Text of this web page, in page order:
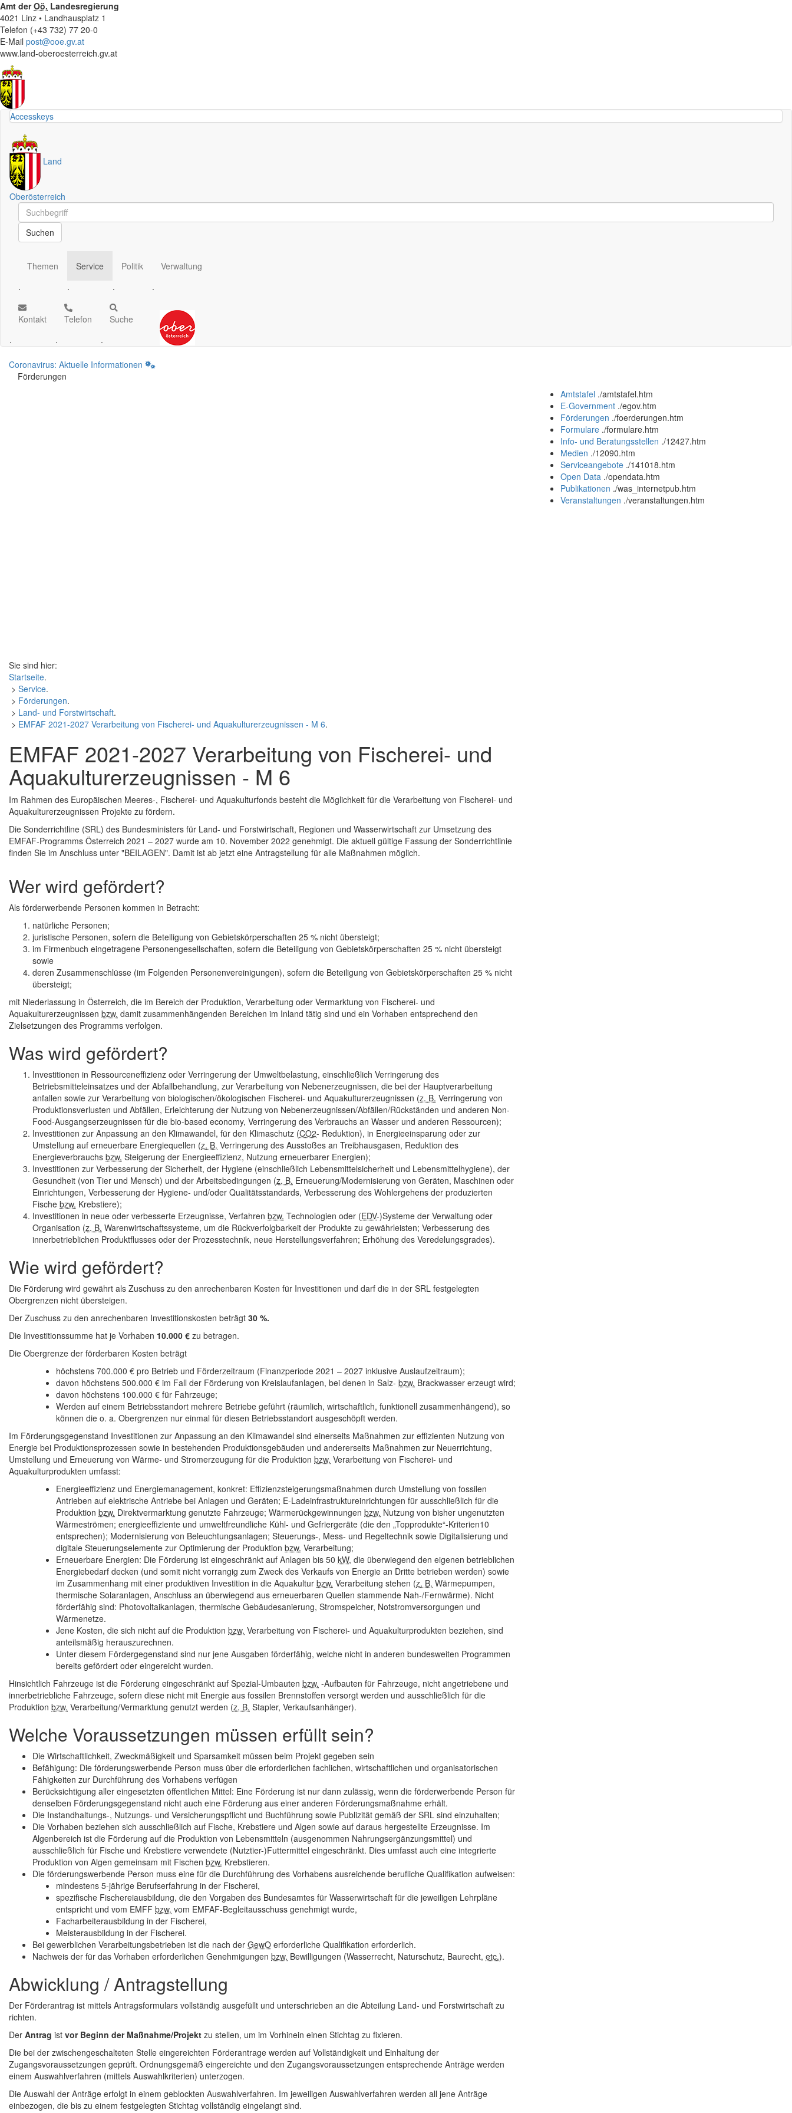
Amt derOö. Landesregierung
4021 Linz • Landhausplatz 1
Telefon (+43 732) 77 20-0
E-Mail post@ooe.gv.at
www.land-oberoesterreich.gv.at
Accesskeys
Land
Oberösterreich
Schnellsuche
Schnellsuche
Suchen
Themen
.
Service
.
Politik
.
Verwaltung
.
Kontakt
.
Telefon
.
Suche
.
Coronavirus: Aktuelle Informationen
Förderungen
Amtstafel ./amtstafel.htm
E-Government ./egov.htm
Förderungen ./foerderungen.htm
Formulare ./formulare.htm
Info- und Beratungsstellen ./12427.htm
Medien ./12090.htm
Serviceangebote ./141018.htm
Open Data ./opendata.htm
Publikationen ./was_internetpub.htm
Veranstaltungen ./veranstaltungen.htm
Sie sind hier:
Startseite.
> Service.
> Förderungen.
> Land- und Forstwirtschaft.
> EMFAF 2021-2027 Verarbeitung von Fischerei- und Aquakulturerzeugnissen - M 6.
EMFAF 2021-2027 Verarbeitung von Fischerei- und
Aquakulturerzeugnissen - M 6
Im Rahmen des Europäischen Meeres-, Fischerei- und Aquakulturfonds besteht die Möglichkeit für die Verarbeitung von Fischerei- und
Aquakulturerzeugnissen Projekte zu fördern.
Die Sonderrichtline (SRL) des Bundesministers für Land- und Forstwirtschaft, Regionen und Wasserwirtschaft zur Umsetzung des
EMFAF-Programms Österreich 2021 – 2027 wurde am 10. November 2022 genehmigt. Die aktuell gültige Fassung der Sonderrichtlinie
finden Sie im Anschluss unter "BEILAGEN". Damit ist ab jetzt eine Antragstellung für alle Maßnahmen möglich.
Wer wird gefördert?
Als förderwerbende Personen kommen in Betracht:
natürliche Personen;
juristische Personen, sofern die Beteiligung von Gebietskörperschaften 25 % nicht übersteigt;
im Firmenbuch eingetragene Personengesellschaften, sofern die Beteiligung von Gebietskörperschaften 25 % nicht übersteigt
sowie
deren Zusammenschlüsse (im Folgenden Personenvereinigungen), sofern die Beteiligung von Gebietskörperschaften 25 % nicht
übersteigt;
mit Niederlassung in Österreich, die im Bereich der Produktion, Verarbeitung oder Vermarktung von Fischerei- und
Aquakulturerzeugnissen bzw. damit zusammenhängenden Bereichen im Inland tätig sind und ein Vorhaben entsprechend den
Zielsetzungen des Programms verfolgen.
Was wird gefördert?
Investitionen in Ressourceneffizienz oder Verringerung der Umweltbelastung, einschließlich Verringerung des
Betriebsmitteleinsatzes und der Abfallbehandlung, zur Verarbeitung von Nebenerzeugnissen, die bei der Hauptverarbeitung
anfallen sowie zur Verarbeitung von biologischen/ökologischen Fischerei- und Aquakulturerzeugnissen (z. B. Verringerung von
Produktionsverlusten und Abfällen, Erleichterung der Nutzung von Nebenerzeugnissen/Abfällen/Rückständen und anderen Non-
Food-Ausgangserzeugnissen für die bio-based economy, Verringerung des Verbrauchs an Wasser und anderen Ressourcen);
Investitionen zur Anpassung an den Klimawandel, für den Klimaschutz (CO2- Reduktion), in Energieeinsparung oder zur
Umstellung auf erneuerbare Energiequellen (z. B. Verringerung des Ausstoßes an Treibhausgasen, Reduktion des
Energieverbrauchs bzw. Steigerung der Energieeffizienz, Nutzung erneuerbarer Energien);
Investitionen zur Verbesserung der Sicherheit, der Hygiene (einschließlich Lebensmittelsicherheit und Lebensmittelhygiene), der
Gesundheit (von Tier und Mensch) und der Arbeitsbedingungen (z. B. Erneuerung/Modernisierung von Geräten, Maschinen oder
Einrichtungen, Verbesserung der Hygiene- und/oder Qualitätsstandards, Verbesserung des Wohlergehens der produzierten
Fische bzw. Krebstiere);
Investitionen in neue oder verbesserte Erzeugnisse, Verfahren bzw. Technologien oder (EDV-)Systeme der Verwaltung oder
Organisation (z. B. Warenwirtschaftssysteme, um die Rückverfolgbarkeit der Produkte zu gewährleisten; Verbesserung des
innerbetrieblichen Produktflusses oder der Prozesstechnik, neue Herstellungsverfahren; Erhöhung des Veredelungsgrades).
Wie wird gefördert?
Die Förderung wird gewährt als Zuschuss zu den anrechenbaren Kosten für Investitionen und darf die in der SRL festgelegten
Obergrenzen nicht übersteigen.
Der Zuschuss zu den anrechenbaren Investitionskosten beträgt 30 %.
Die Investitionssumme hat je Vorhaben 10.000 € zu betragen.
Die Obergrenze der förderbaren Kosten beträgt
höchstens 700.000 € pro Betrieb und Förderzeitraum (Finanzperiode 2021 – 2027 inklusive Auslaufzeitraum);
davon höchstens 500.000 € im Fall der Förderung von Kreislaufanlagen, bei denen in Salz- bzw. Brackwasser erzeugt wird;
davon höchstens 100.000 € für Fahrzeuge;
Werden auf einem Betriebsstandort mehrere Betriebe geführt (räumlich, wirtschaftlich, funktionell zusammenhängend), so
können die o. a. Obergrenzen nur einmal für diesen Betriebsstandort ausgeschöpft werden.
Im Förderungsgegenstand Investitionen zur Anpassung an den Klimawandel sind einerseits Maßnahmen zur effizienten Nutzung von
Energie bei Produktionsprozessen sowie in bestehenden Produktionsgebäuden und andererseits Maßnahmen zur Neuerrichtung,
Umstellung und Erneuerung von Wärme- und Stromerzeugung für die Produktion bzw. Verarbeitung von Fischerei- und
Aquakulturprodukten umfasst:
Energieeffizienz und Energiemanagement, konkret: Effizienzsteigerungsmaßnahmen durch Umstellung von fossilen
Antrieben auf elektrische Antriebe bei Anlagen und Geräten; E-Ladeinfrastruktureinrichtungen für ausschließlich für die
Produktion bzw. Direktvermarktung genutzte Fahrzeuge; Wärmerückgewinnungen bzw. Nutzung von bisher ungenutzten
Wärmeströmen; energieeffiziente und umweltfreundliche Kühl- und Gefriergeräte (die den „Topprodukte“-Kriterien10
entsprechen); Modernisierung von Beleuchtungsanlagen; Steuerungs-, Mess- und Regeltechnik sowie Digitalisierung und
digitale Steuerungselemente zur Optimierung der Produktion bzw. Verarbeitung;
Erneuerbare Energien: Die Förderung ist eingeschränkt auf Anlagen bis 50 kW, die überwiegend den eigenen betrieblichen
Energiebedarf decken (und somit nicht vorrangig zum Zweck des Verkaufs von Energie an Dritte betrieben werden) sowie
im Zusammenhang mit einer produktiven Investition in die Aquakultur bzw. Verarbeitung stehen (z. B. Wärmepumpen,
thermische Solaranlagen, Anschluss an überwiegend aus erneuerbaren Quellen stammende Nah-/Fernwärme). Nicht
förderfähig sind: Photovoltaikanlagen, thermische Gebäudesanierung, Stromspeicher, Notstromversorgungen und
Wärmenetze.
Jene Kosten, die sich nicht auf die Produktion bzw. Verarbeitung von Fischerei- und Aquakulturprodukten beziehen, sind
anteilsmäßig herauszurechnen.
Unter diesem Fördergegenstand sind nur jene Ausgaben förderfähig, welche nicht in anderen bundesweiten Programmen
bereits gefördert oder eingereicht wurden.
Hinsichtlich Fahrzeuge ist die Förderung eingeschränkt auf Spezial-Umbauten bzw. -Aufbauten für Fahrzeuge, nicht angetriebene und
innerbetriebliche Fahrzeuge, sofern diese nicht mit Energie aus fossilen Brennstoffen versorgt werden und ausschließlich für die
Produktion bzw. Verarbeitung/Vermarktung genutzt werden (z. B. Stapler, Verkaufsanhänger).
Welche Voraussetzungen müssen erfüllt sein?
Die Wirtschaftlichkeit, Zweckmäßigkeit und Sparsamkeit müssen beim Projekt gegeben sein
Befähigung: Die förderungswerbende Person muss über die erforderlichen fachlichen, wirtschaftlichen und organisatorischen
Fähigkeiten zur Durchführung des Vorhabens verfügen
Berücksichtigung aller eingesetzten öffentlichen Mittel: Eine Förderung ist nur dann zulässig, wenn die förderwerbende Person für
denselben Förderungsgegenstand nicht auch eine Förderung aus einer anderen Förderungsmaßnahme erhält.
Die Instandhaltungs-, Nutzungs- und Versicherungspflicht und Buchführung sowie Publizität gemäß der SRL sind einzuhalten;
Die Vorhaben beziehen sich ausschließlich auf Fische, Krebstiere und Algen sowie auf daraus hergestellte Erzeugnisse. Im
Algenbereich ist die Förderung auf die Produktion von Lebensmitteln (ausgenommen Nahrungsergänzungsmittel) und
ausschließlich für Fische und Krebstiere verwendete (Nutztier-)Futtermittel eingeschränkt. Dies umfasst auch eine integrierte
Produktion von Algen gemeinsam mit Fischen bzw. Krebstieren.
Die förderungswerbende Person muss eine für die Durchführung des Vorhabens ausreichende berufliche Qualifikation aufweisen:
mindestens 5-jährige Berufserfahrung in der Fischerei,
spezifische Fischereiausbildung, die den Vorgaben des Bundesamtes für Wasserwirtschaft für die jeweiligen Lehrpläne
entspricht und vom EMFF bzw. vom EMFAF-Begleitausschuss genehmigt wurde,
Facharbeiterausbildung in der Fischerei,
Meisterausbildung in der Fischerei.
Bei gewerblichen Verarbeitungsbetrieben ist die nach der GewO erforderliche Qualifikation erforderlich.
Nachweis der für das Vorhaben erforderlichen Genehmigungen bzw. Bewilligungen (Wasserrecht, Naturschutz, Baurecht, etc.).
Abwicklung / Antragstellung
Der Förderantrag ist mittels Antragsformulars vollständig ausgefüllt und unterschrieben an die Abteilung Land- und Forstwirtschaft zu
richten.
Der Antrag ist vor Beginn der Maßnahme/Projekt zu stellen, um im Vorhinein einen Stichtag zu fixieren.
Die bei der zwischengeschalteten Stelle eingereichten Förderantrage werden auf Vollständigkeit und Einhaltung der
Zugangsvoraussetzungen geprüft. Ordnungsgemäß eingereichte und den Zugangsvoraussetzungen entsprechende Anträge werden
einem Auswahlverfahren (mittels Auswahlkriterien) unterzogen.
Die Auswahl der Anträge erfolgt in einem geblockten Auswahlverfahren. Im jeweiligen Auswahlverfahren werden all jene Anträge
einbezogen, die bis zu einem festgelegten Stichtag vollständig eingelangt sind.